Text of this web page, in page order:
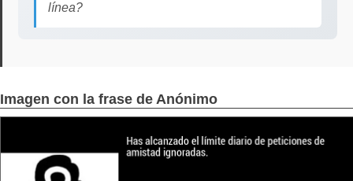
línea?
Imagen con la frase de Anónimo